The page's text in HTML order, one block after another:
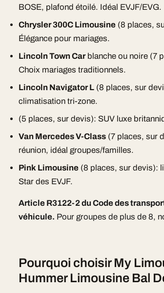
BOSE, plafond étoilé. Idéal EVJF/EVG.
Chrysler 300C Limousine (8 places,
Élégance pour mariages.
Lincoln Town Carblanche ou noire (7
Choix mariages traditionnels.
Lincoln Navigator L (8 places, sur
climatisation tri-zone.
(5 places, sur devis): SUV luxe
Van Mercedes V-Class (7 places, sur
réunion, idéal groupes/familles.
Pink Limousine (8 places, sur devis):
Star des EVJF.
Article R3122-2 du Code des
véhicule. Pour groupes de plus de 8,
Pourquoi choisir My
Hummer Limousine Bal